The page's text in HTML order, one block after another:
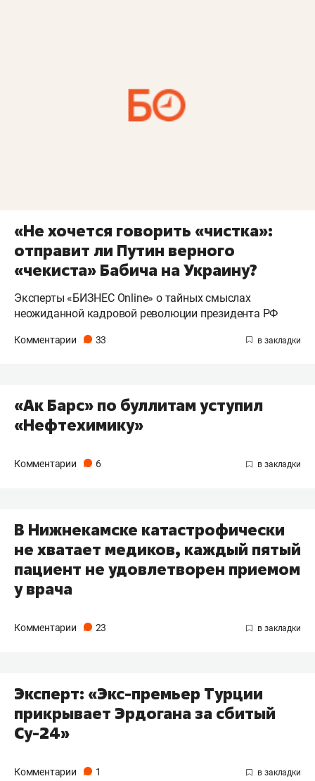
«Не хочется говорить «чистка»:
отправит ли Путин верного
«чекиста» Бабича на Украину?
Эксперты «БИЗНЕС Online» о тайных смыслах
неожиданной кадровой революции президента РФ
Комментарии 33
«Ак Барс» по буллитам уступил
«Нефтехимику»
Комментарии 6
В Нижнекамске катастрофически
не хватает медиков, каждый пятый
пациент не удовлетворен приемом
у врача
Комментарии 23
​Эксперт: «Экс-премьер Турции
прикрывает Эрдогана за сбитый
Су-24»
Комментарии 1